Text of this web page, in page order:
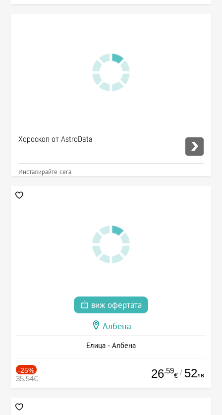
Хороскоп от AstroData
Инсталирайте сега
виж офертата
Албена
Елица - Албена
-25%
35.54€ 26.59
€ / 52лв.